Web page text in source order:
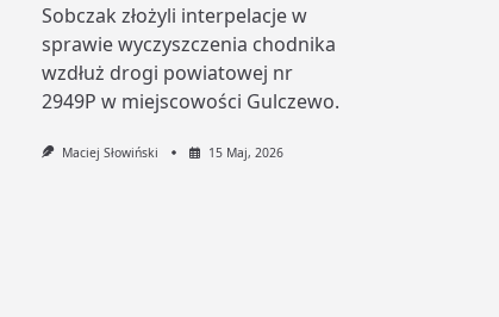
Sobczak złożyli interpelacje w
sprawie wyczyszczenia chodnika
wzdłuż drogi powiatowej nr
2949P w miejscowości Gulczewo.
Maciej Słowiński 15 Maj, 2026